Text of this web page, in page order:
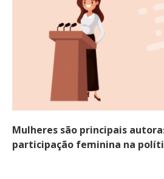
Mulheres são principais
participação feminina na